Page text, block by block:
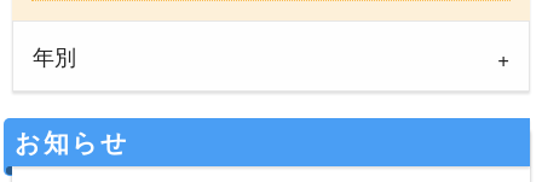
年別
お知らせ